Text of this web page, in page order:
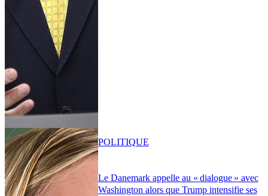
Le Danemark appelle au « dialogue » avec
Washington alors que Trump intensifie ses
POLITIQUE